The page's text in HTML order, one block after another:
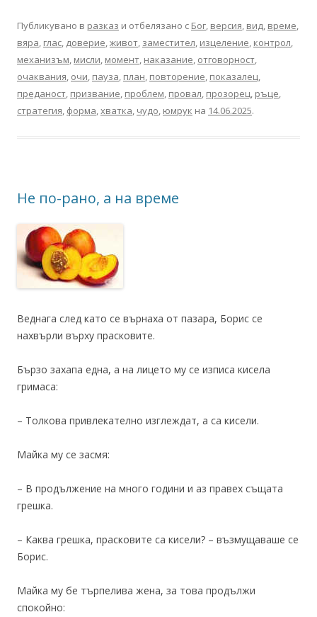
Публикувано в разказ и отбелязано с Бог, версия, вид, време,
вяра, глас, доверие,живот, заместител, изцеление, контрол,
механизъм, мисли, момент, наказание, отговорност,
очаквания, очи, пауза, план, повторение, показалец,
преданост, призвание, проблем, провал, прозорец, ръце,
стратегия, форма,хватка, чудо, юмрук на 14.06.2025.
Не по-рано, а на време
Веднага след като се върнаха от пазара, Борис се
нахвърли върху прасковите.
Бързо захапа една, а на лицето му се изписа кисела
гримаса:
– Толкова привлекателно изглеждат, а са кисели.
Майка му се засмя:
– В продължение на много години и аз правех същата
грешка.
– Каква грешка, прасковите са кисели? – възмущаваше се
Борис.
Майка му бе търпелива жена, за това продължи
спокойно: